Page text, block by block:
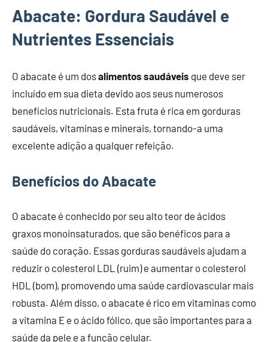
Abacate: Gordura Saudável e
Nutrientes Essenciais
O abacate é um dosalimentos saudáveis que deve ser
incluído em sua dieta devido aos seus numerosos
benefícios nutricionais. Esta fruta é rica em gorduras
saudáveis, vitaminas e minerais, tornando-a uma
excelente adição a qualquer refeição.
Benefícios do Abacate
O abacate é conhecido por seu alto teor de ácidos
graxos monoinsaturados, que são benéficos para a
saúde do coração. Essas gorduras saudáveis ajudam a
reduzir o colesterol LDL (ruim) e aumentar o colesterol
HDL (bom), promovendo uma saúde cardiovascular mais
robusta. Além disso, o abacate é rico em vitaminas como
a vitamina E e o ácido fólico, que são importantes para a
saúde da pele e a função celular.